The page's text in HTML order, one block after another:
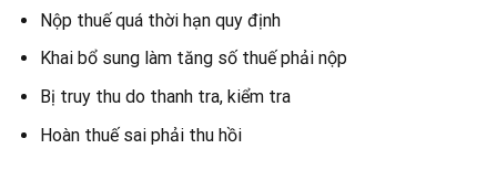
Nộp thuế quá thời hạn quy định
Khai bổ sung làm tăng số thuế phải nộp
Bị truy thu do thanh tra, kiểm tra
Hoàn thuế sai phải thu hồi